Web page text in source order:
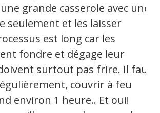
grande casserole avec une
seulement et les laisser
est long car les
fondre et dégage leur
surtout pas frire. Il faut
couvrir à feu
environ 1 heure.. Et oui!